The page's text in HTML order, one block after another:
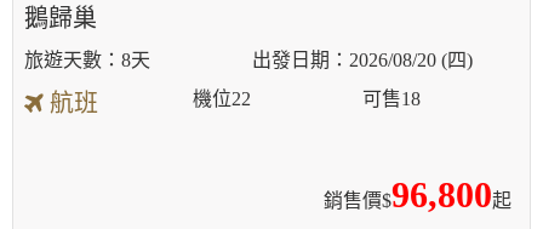
鵝歸巢
8天 2026/08/20 (四)
航班
銷售價$96,800起
機位22 可售18